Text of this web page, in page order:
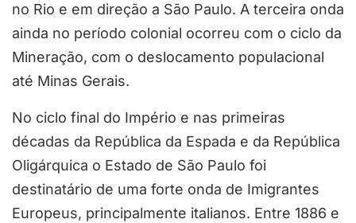
no Rio e em direção a São Paulo. A terceira onda
ainda no período colonial ocorreu com o ciclo da
Mineração, com o deslocamento populacional
até Minas Gerais.
No ciclo final do Império e nas primeiras
décadas da República da Espada e da República
Oligárquica o Estado de São Paulo foi
destinatário de uma forte onda de Imigrantes
Europeus, principalmente italianos. Entre 1886 e